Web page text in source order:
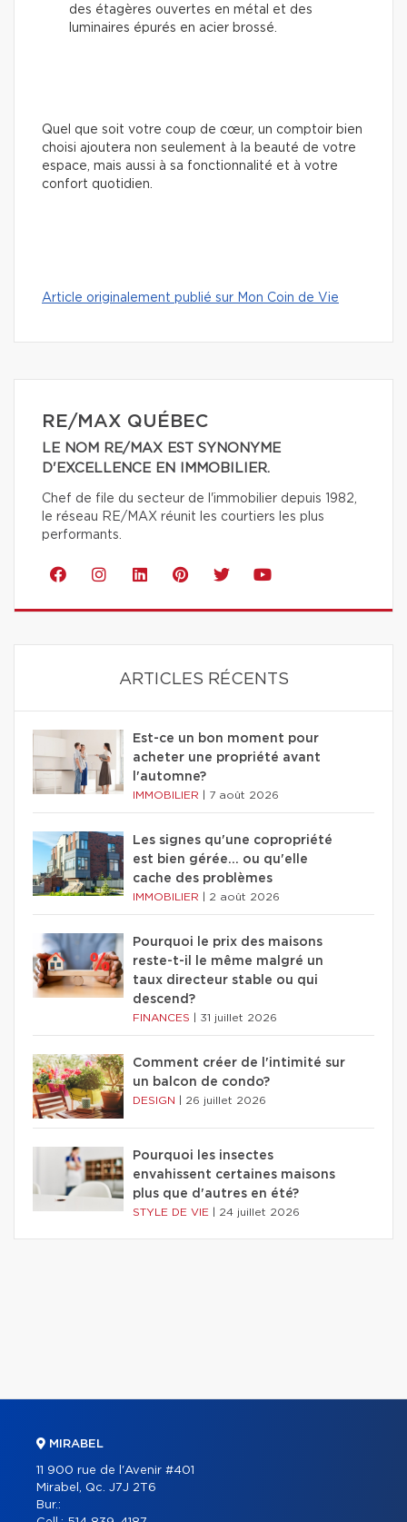
des étagères ouvertes en métal et des
luminaires épurés en acier brossé.
Quel que soit votre coup de cœur, un comptoir bien
choisi ajoutera non seulement à la beauté de votre
espace, mais aussi à sa fonctionnalité et à votre
confort quotidien.
Article originalement publié sur Mon Coin de Vie
RE/MAX QUÉBEC
LE NOM RE/MAX EST SYNONYME
D'EXCELLENCE EN IMMOBILIER.
Chef de file du secteur de l'immobilier depuis 1982,
le réseau RE/MAX réunit les courtiers les plus
performants.
ARTICLES RÉCENTS
Est-ce un bon moment pour
acheter une propriété avant
l'automne?
IMMOBILIER 7 août 2026
Les signes qu'une copropriété
est bien gérée… ou qu'elle
cache des problèmes
IMMOBILIER 2 août 2026
Pourquoi le prix des maisons
reste-t-il le même malgré un
taux directeur stable ou qui
descend?
FINANCES 31 juillet 2026
Comment créer de l'intimité sur
un balcon de condo?
DESIGN 26 juillet 2026
Pourquoi les insectes
envahissent certaines maisons
plus que d'autres en été?
STYLE DE VIE 24 juillet 2026
MIRABEL
11 900 rue de l'Avenir #401
Mirabel, Qc. J7J 2T6
Bur.: